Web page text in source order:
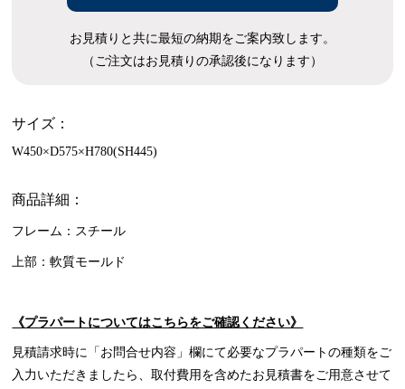
お見積りと共に最短の納期をご案内致します。
（ご注文はお見積りの承認後になります）
サイズ：
W450×D575×H780(SH445)
商品詳細：
フレーム：スチール
上部：軟質モールド
《プラパートについてはこちらをご確認ください》
見積請求時に「お問合せ内容」欄にて必要なプラパートの種類をご
入力いただきましたら、取付費用を含めたお見積書をご用意させて